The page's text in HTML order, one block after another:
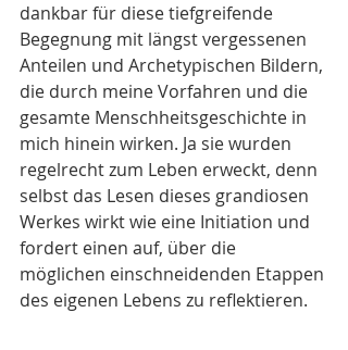
dankbar für diese tiefgreifende
Begegnung mit längst vergessenen
Anteilen und Archetypischen Bildern,
die durch meine Vorfahren und die
gesamte Menschheitsgeschichte in
mich hinein wirken. Ja sie wurden
regelrecht zum Leben erweckt, denn
selbst das Lesen dieses grandiosen
Werkes wirkt wie eine Initiation und
fordert einen auf, über die
möglichen einschneidenden Etappen
des eigenen Lebens zu reflektieren.